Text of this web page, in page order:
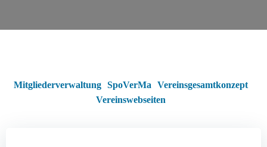
Mitgliederverwaltung SpoVerMa
Vereinsgesamtkonzept
Vereinswebseiten